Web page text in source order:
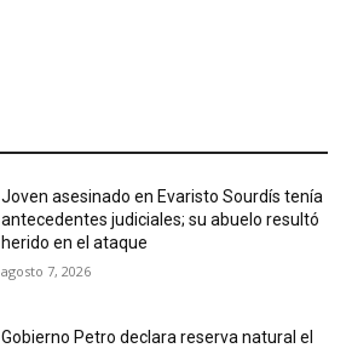
Joven asesinado en Evaristo Sourdís tenía
antecedentes judiciales; su abuelo resultó
herido en el ataque
agosto 7, 2026
Gobierno Petro declara reserva natural el